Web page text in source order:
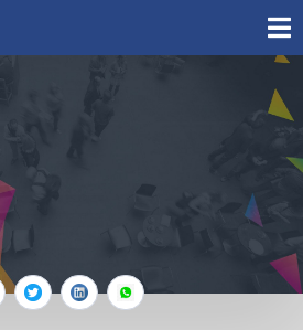
FacebookTwitterLinkedinWhatsapp